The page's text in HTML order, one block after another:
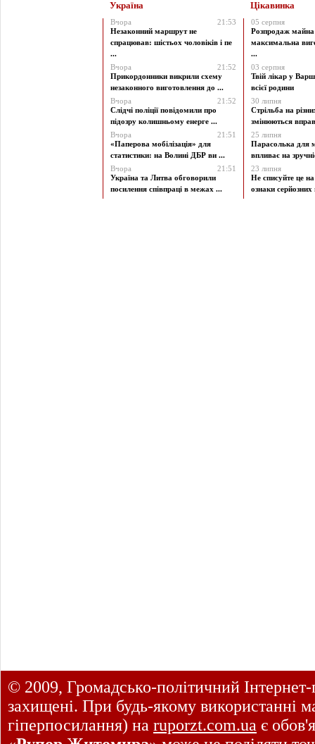
Україна Цікавинка
Вчора
21:53
Незаконний маршрут не
спрацював: шістьох чоловіків і пе
...
Вчора
21:52
Прикордонники викрили схему
незаконного виготовлення до ...
Вчора
21:52
Слідчі поліції повідомили про
підозру колишньому енерге ...
Вчора
21:51
«Паперова мобілізація» для
статистики: на Волині ДБР ви ...
Вчора
21:51
Україна та Литва обговорили
посилення співпраці в межах ...
05 серпня
Розпродаж майна
максимальна
...
03 серпня
Твій лікар у
всієї родини
30 липня
Стрільба на
змінюються
25 липня
Парасолька для
впливає на
23 липня
Не списуйте це
ознаки
© 2009, Громадсько-політичний
захищені. При будь-якому використанні
гіперпосилання) на ruporzt.com.ua є